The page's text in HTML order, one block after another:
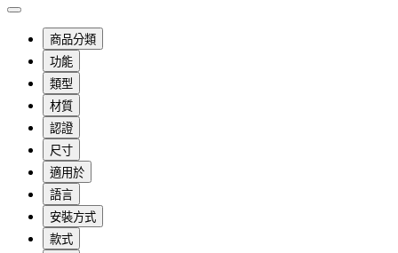
商品分類
功能
類型
材質
認證
尺寸
適用於
語言
安裝方式
款式